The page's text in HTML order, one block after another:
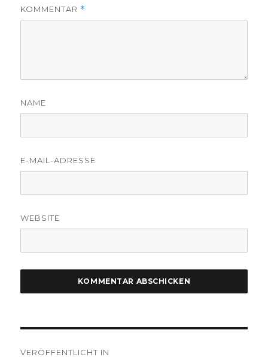
KOMMENTAR *
NAME
E-MAIL-ADRESSE
WEBSITE
VERÖFFENTLICHT IN